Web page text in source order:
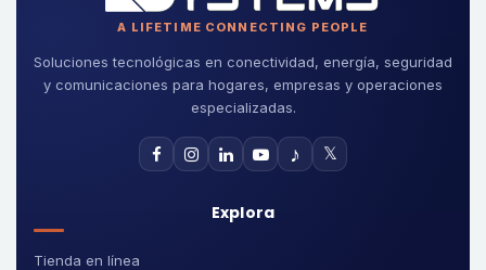
A LIFETIME CONNECTING PEOPLE
Soluciones tecnológicas en conectividad, energía, seguridad
y comunicaciones para hogares, empresas y operaciones
especializadas.
♪ 𝕏
Explora
Tienda en línea